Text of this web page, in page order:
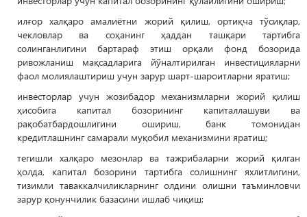
илғор халқаро амалиётни жорий қилиш, ортиқча тўсиқлар,
чекловлар ва соҳанинг ҳаддан ташқари тартибга
солинганлигини бартараф этиш орқали фонд бозорида
ривожланиш мақсадларига йўналтирилган инвестицияларни
фаол молиялаштириш учун зарур шарт-шароитларни яратиш;
инвесторлар учун жозибадор механизмларни жорий қилиш
ҳисобига капитал бозорининг капиталлашуви ва
рақобатбардошлигини ошириш, банк томонидан
кредитлашнинг самарали муқобил механизмини яратиш;
тегишли халқаро мезонлар ва тажрибаларни жорий қилган
ҳолда, капитал бозорини тартибга солишнинг яхлитлигини,
тизимли таваккалчиликларнинг олдини олишни таъминловчи
зарур қонунчилик базасини ишлаб чиқиш;